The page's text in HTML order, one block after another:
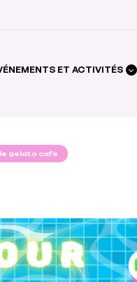
ET ACTIVITÉS
gelato cafe